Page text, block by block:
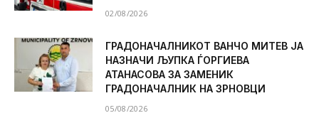
02/08/2026
ГРАДОНАЧАЛНИКОТ ВАНЧО МИТЕВ ЈА
НАЗНАЧИ ЉУПКА ЃОРГИЕВА
АТАНАСОВА ЗА ЗАМЕНИК
ГРАДОНАЧАЛНИК НА ЗРНОВЦИ
05/08/2026